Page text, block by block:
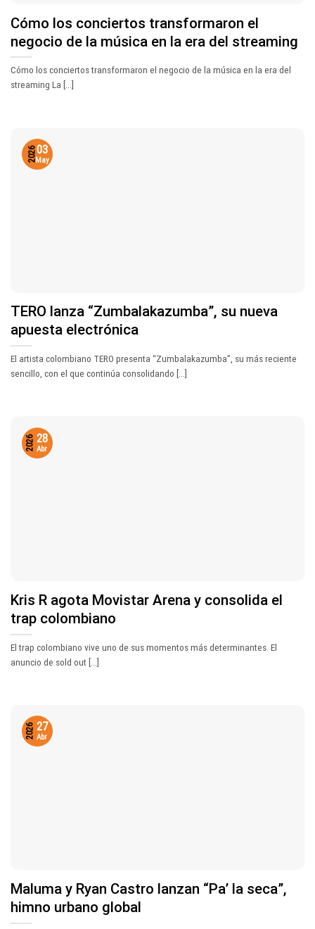
Cómo los conciertos transformaron el
negocio de la música en la era del streaming
Cómo los conciertos transformaron el negocio de la música en la era del
streaming La [...]
TERO lanza “Zumbalakazumba”, su nueva
apuesta electrónica
El artista colombiano TERO presenta “Zumbalakazumba”, su más reciente
sencillo, con el que continúa consolidando [...]
03
May
2026
Kris R agota Movistar Arena y consolida el
trap colombiano
El trap colombiano vive uno de sus momentos más determinantes. El
anuncio de sold out [...]
28
Abr
2026
Maluma y Ryan Castro lanzan “Pa’ la seca”,
himno urbano global
27
Abr
2026